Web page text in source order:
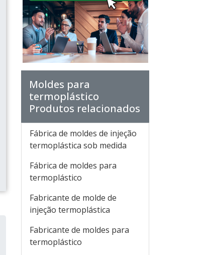
Moldes para
termoplástico
Produtos relacionados
Fábrica de moldes de injeção
termoplástica sob medida
Fábrica de moldes para
termoplástico
Fabricante de molde de
injeção termoplástica
Fabricante de moldes para
termoplástico